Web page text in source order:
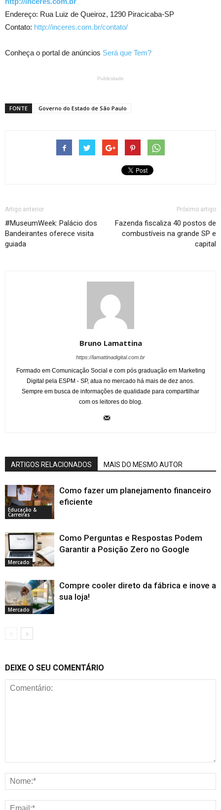
Endereço: Rua Luiz de Queiroz, 1290 Piracicaba-SP
Contato: http://inceres.com.br/contato/
Conheça o portal de anúncios Será que Tem?
Publicidade
FONTE Governo do Estado de São Paulo
Artigo anterior
#MuseumWeek: Palácio dos
Bandeirantes oferece visita
guiada
Próximo artigo
Fazenda fiscaliza 40 postos de
combustíveis na grande SP e
capital
Bruno Lamattina
https://lamattinadigital.com.br
Formado em Comunicação Social e com pós graduação em Marketing
Digital pela ESPM - SP, atua no mercado há mais de dez anos.
Sempre em busca de informações de qualidade para compartilhar
com os leitores do blog.
ARTIGOS RELACIONADOS MAIS DO MESMO AUTOR
Educação &
Carreiras
Como fazer um planejamento financeiro
eficiente
Mercado
Como Perguntas e Respostas Podem
Garantir a Posição Zero no Google
Mercado
Compre cooler direto da fábrica e inove a
sua loja!
DEIXE O SEU COMENTÁRIO